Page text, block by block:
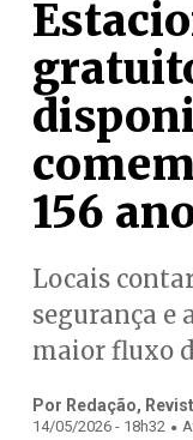
156
Locais
segurança e
maior fluxo
Por Redação,
14/05/2026 - 18h32 .